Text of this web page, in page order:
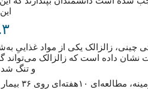
۳. زالزالک فشارخون را کاهش می‌دهد
چینی، زالزالک یکی از مواد غذاییِ
نشان داده است که زالزالک
و تنگ
در این